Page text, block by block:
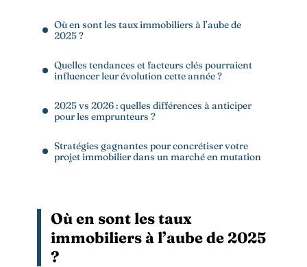
Où en sont les taux immobiliers à l’aube de
2025 ?
Quelles tendances et facteurs clés pourraient
influencer leur évolution cette année ?
2025 vs 2026 : quelles différences à anticiper
pour les emprunteurs ?
Stratégies gagnantes pour concrétiser votre
projet immobilier dans un marché en mutation
Où en sont les taux
immobiliers à l’aube de 2025
?